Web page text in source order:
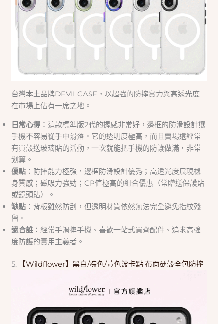
台灣本土品牌DEVILCASE，以超強的防摔實力與高透光度
在市場上佔有一席之地。
日常心得 ：這款標準版2代的握感非常好，邊框的防滑設計讓
手機不容易從手中滑落。它的透明度極高，而且賣場還經常
有買殼送玻璃貼的活動，一次就能把手機的防護做滿，非常
划算。
優點 ：防摔能力極強，邊框防滑設計優秀；高透光度展現機
身質感；磁吸力強勁；CP值極高的組合優惠（常贈送保護貼
或鏡頭貼）。
缺點 ：背板雖然防刮，但透明材質依然無法完全避免指紋殘
留。
適合誰 ：經常手滑摔手機、喜歡一站式買齊配件、追求高強
度防護的實用主義者。
5. 【Wildflower】黑白/棕色/黃色波卡點 布面硬殼全包防摔